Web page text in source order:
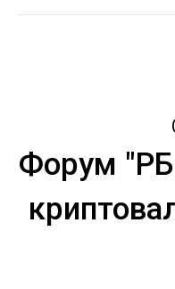
Форум